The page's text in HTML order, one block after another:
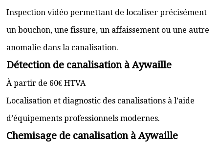
Inspection vidéo permettant de localiser précisément
un bouchon, une fissure, un affaissement ou une autre
anomalie dans la canalisation.
Détection de canalisation à Aywaille
À partir de 60€ HTVA
Localisation et diagnostic des canalisations à l’aide
d’équipements professionnels modernes.
Chemisage de canalisation à Aywaille